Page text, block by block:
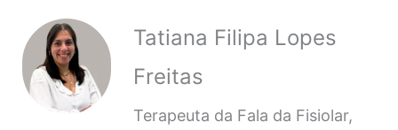
Tatiana Filipa Lopes
Freitas
Terapeuta da Fala da Fisiolar,